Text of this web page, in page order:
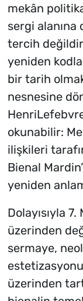
mekân
sergi alanına
tercih
yeniden
bir tarih
nesnesine
okunabilir:
ilişkileri
Bienal
yeniden
Dolayısıyla
üzerinden
sermaye,
üzerinden